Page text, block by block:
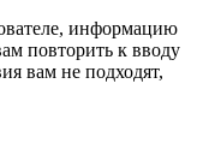
информацию
повторить к вводу
вам не подходят,